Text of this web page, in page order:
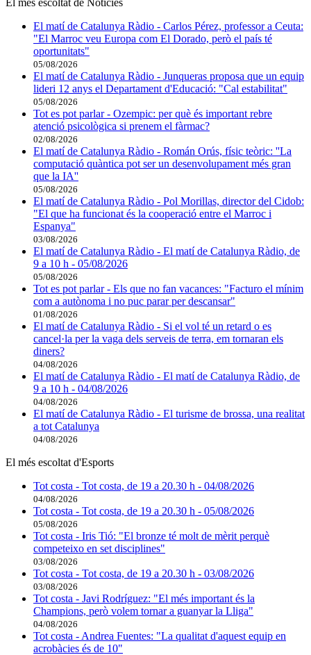
El matí de Catalunya Ràdio - Carlos Pérez, professor a Ceuta:
"El Marroc veu Europa com El Dorado, però el país té
oportunitats"
05/08/2026
El matí de Catalunya Ràdio - Junqueras proposa que un equip
lideri 12 anys el Departament d'Educació: "Cal estabilitat"
05/08/2026
Tot es pot parlar - Ozempic: per què és important rebre
atenció psicològica si prenem el fàrmac?
02/08/2026
El matí de Catalunya Ràdio - Román Orús, físic teòric: ''La
computació quàntica pot ser un desenvolupament més gran
que la IA''
05/08/2026
El matí de Catalunya Ràdio - Pol Morillas, director del Cidob:
"El que ha funcionat és la cooperació entre el Marroc i
Espanya"
03/08/2026
El matí de Catalunya Ràdio - El matí de Catalunya Ràdio, de
9 a 10 h - 05/08/2026
05/08/2026
Tot es pot parlar - Els que no fan vacances: "Facturo el mínim
com a autònoma i no puc parar per descansar"
01/08/2026
El matí de Catalunya Ràdio - Si el vol té un retard o es
cancel·la per la vaga dels serveis de terra, em tornaran els
diners?
04/08/2026
El matí de Catalunya Ràdio - El matí de Catalunya Ràdio, de
9 a 10 h - 04/08/2026
04/08/2026
El matí de Catalunya Ràdio - El turisme de brossa, una realitat
a tot Catalunya
04/08/2026
El més escoltat d'Esports
Tot costa - Tot costa, de 19 a 20.30 h - 04/08/2026
04/08/2026
Tot costa - Tot costa, de 19 a 20.30 h - 05/08/2026
05/08/2026
Tot costa - Iris Tió: "El bronze té molt de mèrit perquè
competeixo en set disciplines"
03/08/2026
Tot costa - Tot costa, de 19 a 20.30 h - 03/08/2026
03/08/2026
Tot costa - Javi Rodríguez: "El més important és la
Champions, però volem tornar a guanyar la Lliga"
04/08/2026
Tot costa - Andrea Fuentes: "La qualitat d'aquest equip en
acrobàcies és de 10"